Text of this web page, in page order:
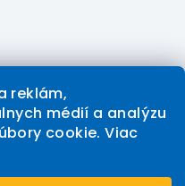
reklám,
médií a analýzu
cookie. Viac